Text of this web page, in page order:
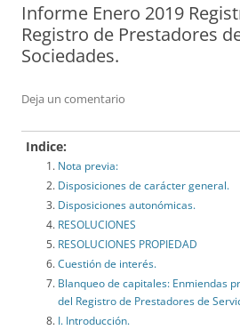
Informe Enero 2019
Registro de Prestadores
Sociedades.
Deja un comentario
Indice:
Nota previa:
Disposiciones de carácter general.
Disposiciones autonómicas.
RESOLUCIONES
RESOLUCIONES PROPIEDAD
Cuestión de interés.
Blanqueo de capitales: Enmiendas
del Registro de Prestadores de
I. Introducción.